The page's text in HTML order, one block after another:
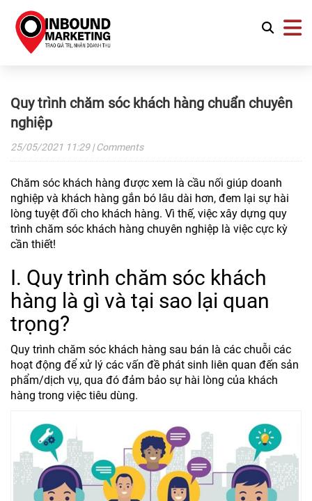
Quy trình chăm sóc khách hàng chuẩn chuyên
nghiệp
25/05/2021 11:29| Comments
Chăm sóc khách hàng được xem là cầu nối giúp doanh
nghiệp và khách hàng gắn bó lâu dài hơn, đem lại sự hài
lòng tuyệt đối cho khách hàng. Vì thế, việc xây dựng quy
trình chăm sóc khách hàng chuyên nghiệp là việc cực kỳ
cần thiết!
I. Quy trình chăm sóc khách
hàng là gì và tại sao lại quan
trọng?
Quy trình chăm sóc khách hàng sau bán là các chuỗi các
hoạt động để xử lý các vấn đề phát sinh liên quan đến sản
phẩm/dịch vụ, qua đó đảm bảo sự hài lòng của khách
hàng trong việc tiêu dùng.